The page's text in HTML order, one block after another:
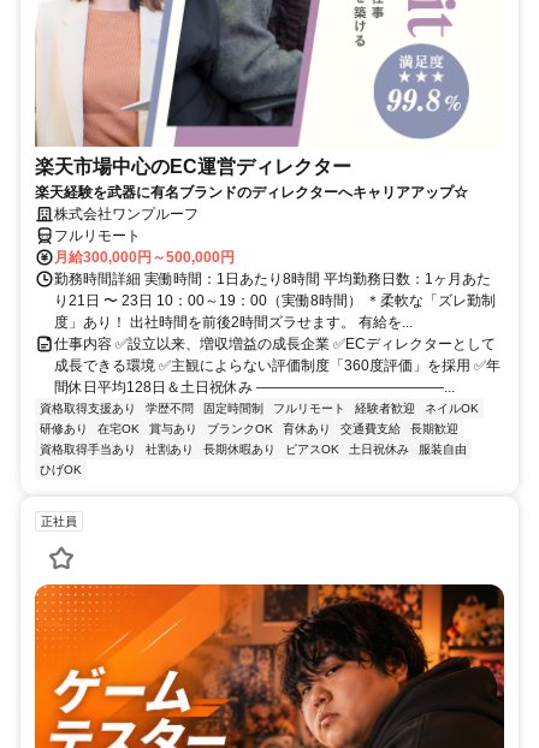
楽天市場中心のEC運営ディレクター
楽天経験を武器に有名ブランドのディレクターへキャリアアップ☆
株式会社ワンプルーフ
フルリモート
月給300,000円～500,000円
勤務時間詳細 実働時間：1日あたり8時間 平均勤務日数：1ヶ月あた
り21日 〜 23日 10：00～19：00（実働8時間） ＊柔軟な「ズレ勤制
度」あり！ 出社時間を前後2時間ズラせます。 有給を...
仕事内容 ✅設立以来、増収増益の成長企業 ✅ECディレクターとして
成長できる環境 ✅主観によらない評価制度「360度評価」を採用 ✅年
間休日平均128日＆土日祝休み ―――――――――――――...
資格取得支援あり 学歴不問 固定時間制 フルリモート 経験者歓迎
ネイルOK
研修あり
在宅OK 賞与あり ブランクOK 育休あり 交通費支給
長期歓迎
資格取得手当あり
社割あり 長期休暇あり ピアスOK 土日祝休み
服装自由
ひげOK
正社員